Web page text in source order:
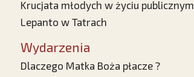
Krucjata młodych w życiu publicznym
Lepanto w Tatrach
Wydarzenia
Dlaczego Matka Boża płacze ?